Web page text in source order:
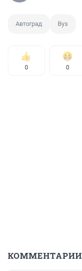
Автоград Вуз
0 0
КОММЕНТАРИИ